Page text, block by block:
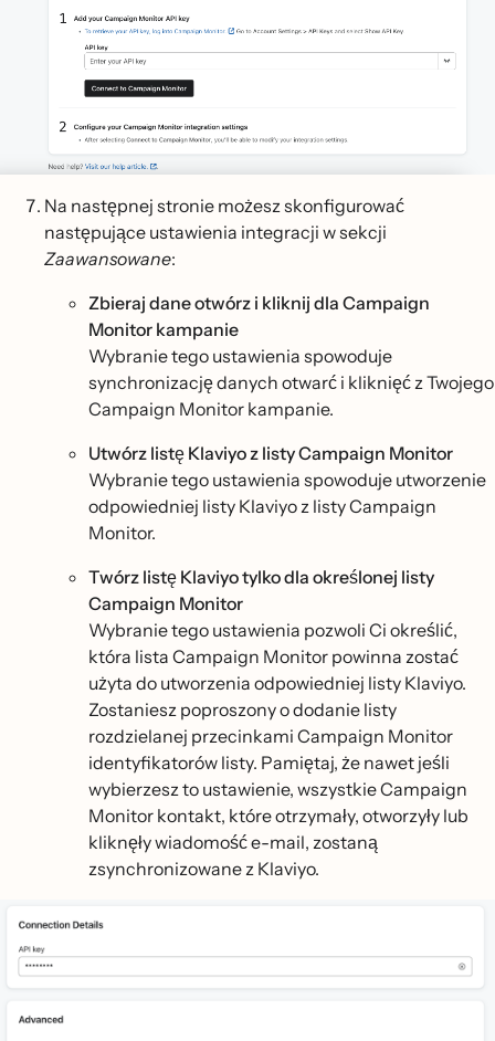
Na następnej stronie możesz skonfigurować
następujące ustawienia integracji w sekcji
Zaawansowane:
Zbieraj dane otwórz i kliknij dla Campaign
Monitor kampanie
Wybranie tego ustawienia spowoduje
synchronizację danych otwarć i kliknięć z Twojego
Campaign Monitor kampanie.
Utwórz listę Klaviyo z listy Campaign Monitor
Wybranie tego ustawienia spowoduje utworzenie
odpowiedniej listy Klaviyo z listy Campaign
Monitor.
Twórz listę Klaviyo tylko dla określonej listy
Campaign Monitor
Wybranie tego ustawienia pozwoli Ci określić,
która lista Campaign Monitor powinna zostać
użyta do utworzenia odpowiedniej listy Klaviyo.
Zostaniesz poproszony o dodanie listy
rozdzielanej przecinkami Campaign Monitor
identyfikatorów listy. Pamiętaj, że nawet jeśli
wybierzesz to ustawienie, wszystkie Campaign
Monitor kontakt, które otrzymały, otworzyły lub
kliknęły wiadomość e-mail, zostaną
zsynchronizowane z Klaviyo.